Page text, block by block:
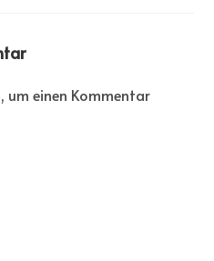
um einen Kommentar